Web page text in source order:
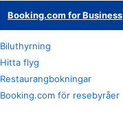
Booking.com for Business
Biluthyrning
Hitta flyg
Restaurangbokningar
Booking.com för resebyråer